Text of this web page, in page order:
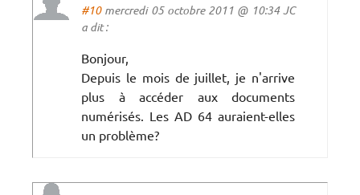
#10mercredi 05 octobre 2011 @ 10:34 JC
a dit :
Bonjour,
Depuis le mois de juillet, je n'arrive
plus à accéder aux documents
numérisés. Les AD 64 auraient-elles
un problème?